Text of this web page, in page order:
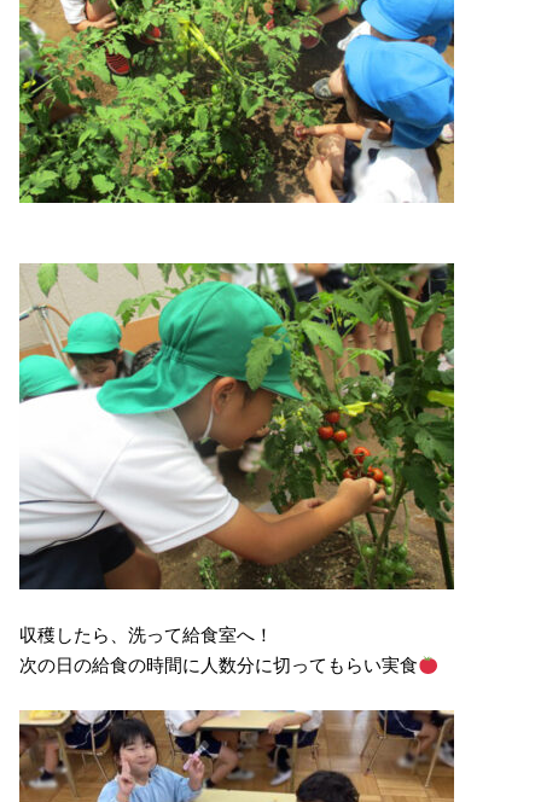
収穫したら、洗って給食室へ！
次の日の給食の時間に人数分に切ってもらい実食